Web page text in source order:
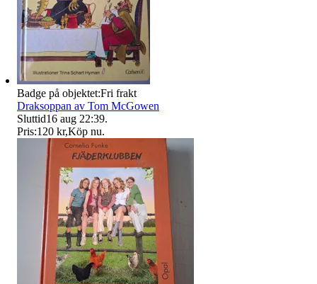
Badge på objektet:Fri frakt
Draksoppan av Tom McGowen
Sluttid16 aug 22:39.
Pris:120 kr,Köp nu.